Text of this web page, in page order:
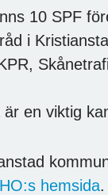
10 SPF
i
är en viktig
hemsida.